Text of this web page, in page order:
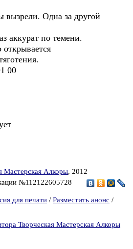
вызрели. Одна за другой
аккурат по темени.
открывается
00
Мастерская Алкоры, 2012
№112122605728
для печати / Разместить анонс /
Творческая Мастерская Алкоры